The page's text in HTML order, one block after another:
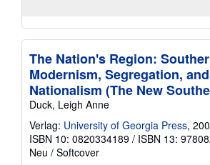
The Nation's Region:
Modernism, Segregation,
Nationalism (The New
Duck, Leigh Anne
Verlag: University of Georgia Press,
ISBN 10: 0820334189 / ISBN 13:
Neu / Softcover